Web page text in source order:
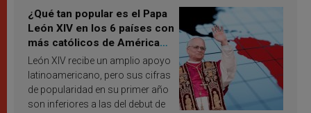
¿Qué tan popular es el Papa
León XIV en los 6 países con
más católicos de América
Latina en 2026? Publican
resultados de investigación
León XIV recibe un amplio apoyo
latinoamericano, pero sus cifras
de popularidad en su primer año
son inferiores a las del debut de